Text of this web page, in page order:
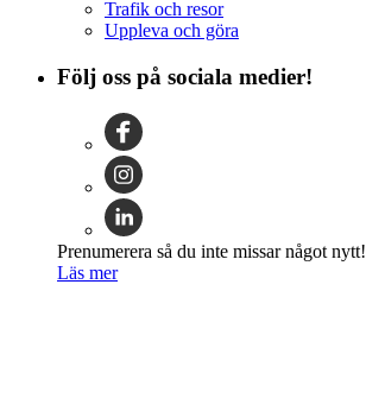
Trafik och resor
Uppleva och göra
Följ oss på sociala medier!
Prenumerera så du inte missar något nytt!
Läs mer